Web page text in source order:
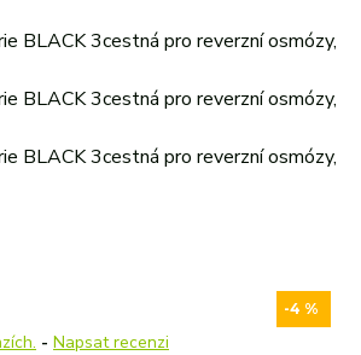
-4 %
- Napsat recenzi